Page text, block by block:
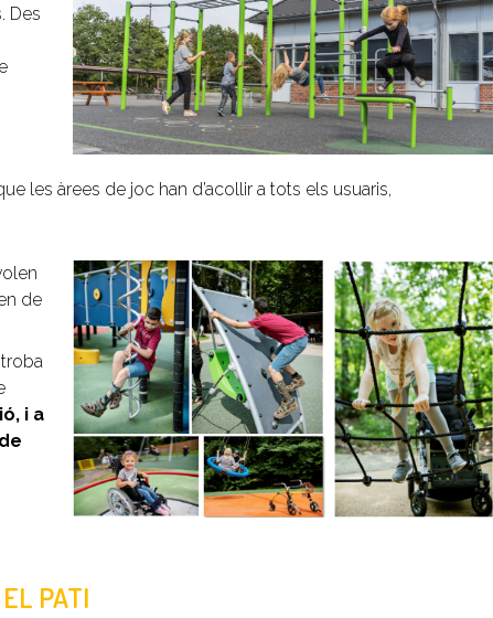
Des
les àrees de joc han d’acollir a tots els usuaris,
de
i a
PATI